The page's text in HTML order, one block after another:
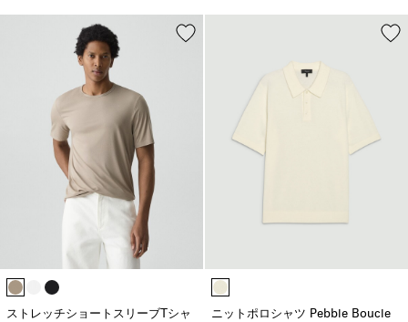
ストレッチショートスリーブTシャ
ニットポロシャツ Pebble Boucle